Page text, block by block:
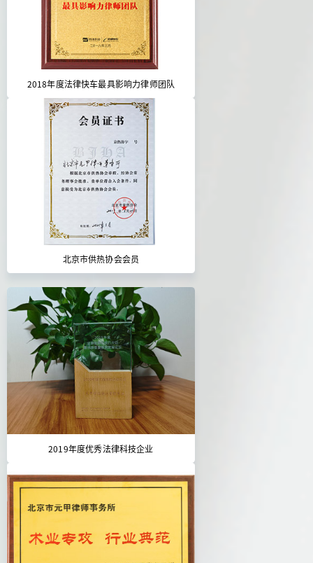
2018年度法律快车最具影响力律师团队
北京市供热协会会员
2019年度优秀法律科技企业